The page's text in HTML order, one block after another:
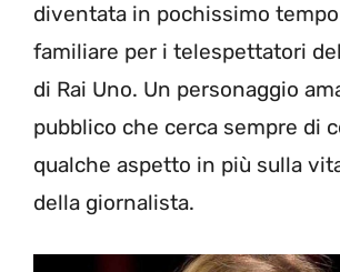
diventata in pochissimo
familiare per i telespettatori
di Rai Uno. Un personaggio
pubblico che cerca sempre di
qualche aspetto in più sulla
della giornalista.